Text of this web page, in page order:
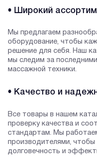
• Широкий
Мы предлагаем
оборудование, чтобы
решение для себя. Наш
мы следим за
массажной техники.
• Качество и
Все товары в нашем
проверку качества и
стандартам. Мы
производителями, чтобы
долговечность и